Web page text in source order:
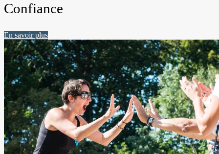
Confiance
En savoir plus